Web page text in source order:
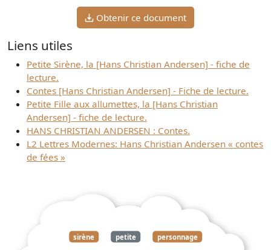
Obtenir ce document
Liens utiles
Petite Sirène, la [Hans Christian Andersen] - fiche de
lecture.
Contes [Hans Christian Andersen] - Fiche de lecture.
Petite Fille aux allumettes, la [Hans Christian
Andersen] - fiche de lecture.
HANS CHRISTIAN ANDERSEN : Contes.
L2 Lettres Modernes: Hans Christian Andersen « contes
de fées »
sirène petite personnage